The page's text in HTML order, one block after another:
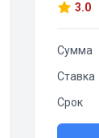
3.0
Сумма
Ставка
Срок